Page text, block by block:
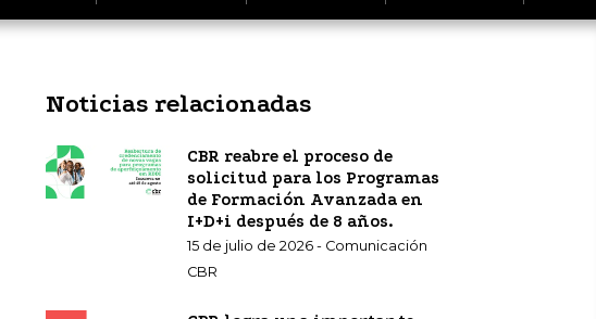
Noticias relacionadas
CBR reabre el proceso de
solicitud para los Programas
de Formación Avanzada en
I+D+i después de 8 años.
15 de julio de 2026 - Comunicación
CBR